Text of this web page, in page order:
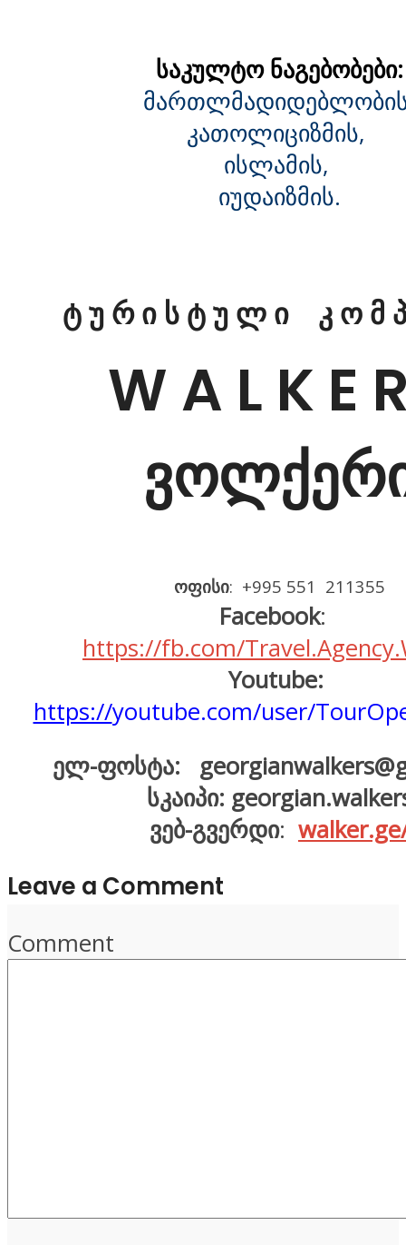
საკულტო ნაგებობები:
კათოლიციზმის,
ისლამის,
იუდაიზმის.
ტ უ რ ი ს ტ უ ლ ი კ ო მ პ
W A L K E
ოფისი: +995 551 211355
Facebook:
https://fb.com/
Youtube:
https://youtube.com/user/
ელ-ფოსტა:
სკაიპი:
ვებ-გვერდი:
Leave a Comment
Comment